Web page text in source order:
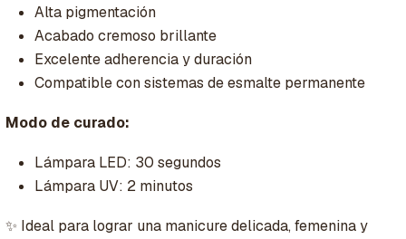
Alta pigmentación
Acabado cremoso brillante
Excelente adherencia y duración
Compatible con sistemas de esmalte permanente
Modo de curado:
Lámpara LED: 30 segundos
Lámpara UV: 2 minutos
✨ Ideal para lograr una manicure delicada, femenina y